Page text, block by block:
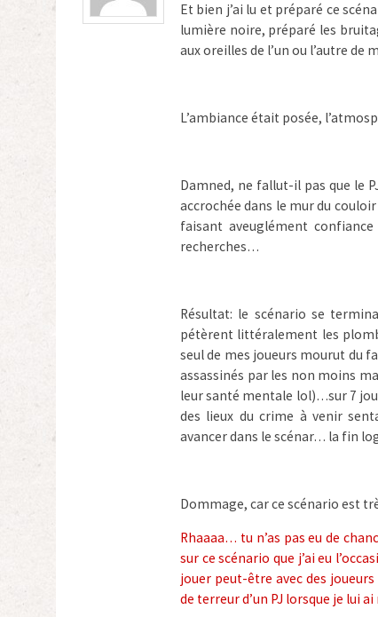
Et bien j’ai lu et préparé ce
lumière noire, préparé les
aux oreilles de l’un ou l’autre de
L’ambiance était posée,
Damned, ne fallut-il pas que le
accrochée dans le mur du
faisant aveuglément
recherches…
Résultat: le scénario se
pétèrent littéralement les
seul de mes joueurs mourut du
assassinés par les non moins
leur santé mentale lol)…sur 7
des lieux du crime à venir
avancer dans le scénar… la fin
Dommage, car ce scénario est
Rhaaaa… tu n’as pas eu de
sur ce scénario que j’ai eu
jouer peut-être avec des
de terreur d’un PJ lorsque je lui